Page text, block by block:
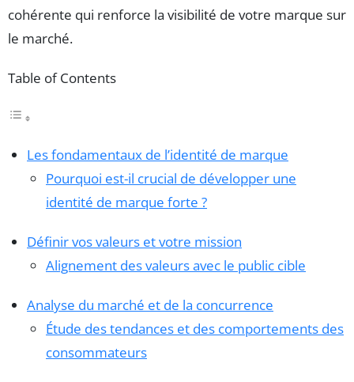
cohérente qui renforce la visibilité de votre marque sur
le marché.
Table of Contents
Les fondamentaux de l’identité de marque
Pourquoi est-il crucial de développer une
identité de marque forte ?
Définir vos valeurs et votre mission
Alignement des valeurs avec le public cible
Analyse du marché et de la concurrence
Étude des tendances et des comportements des
consommateurs